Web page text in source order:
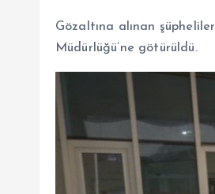
Gözaltına alınan
Müdürlüğü’ne götürüldü.